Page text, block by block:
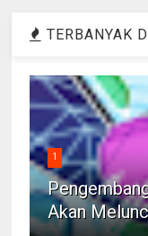
TERBANYAK
1
Akan